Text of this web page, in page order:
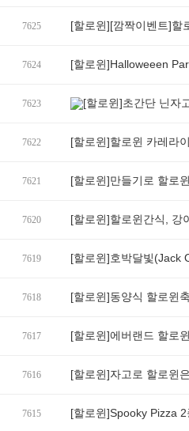
7625 [할로윈][깜짝이벤트]할
7624 [할로윈]Halloweeen
7623 [할로윈]초간단 닌자
7622 [할로윈]할로윈 카레라
7621 [할로윈]만들기로 할로
7620 [할로윈]할로윈간식, 강
7619 [할로윈]호박달빛(Jack
7618 [할로윈]동양식 할로윈
7617 [할로윈]에버랜드 할로
7616 [할로윈]자고로 할로윈
7615 [할로윈]Spooky Pizza